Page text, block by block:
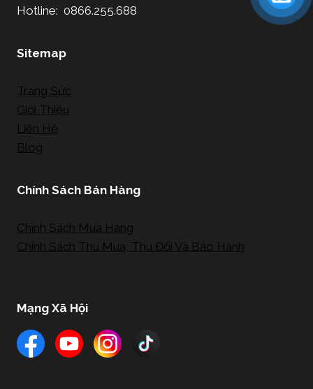
Hotline: 0866.255.688
Sitemap
Trang Sức
Giới Thiệu
Liên Hệ
Blog
Chính Sách Bán Hàng
Chính Sách Mua Hàng
Chính Sách Thu Mua, Thu Đổi Và Bảo Hành
Mạng Xã Hội